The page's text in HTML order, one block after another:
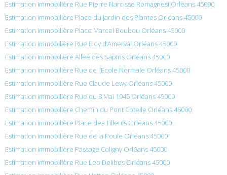
Estimation immobilière Rue Pierre Narcisse Romagnesi Orléans 45000
Estimation immobilière Place du Jardin des Plantes Orléans 45000
Estimation immobilière Place Marcel Boubou Orléans 45000
Estimation immobilière Rue Eloy d’Amerval Orléans 45000
Estimation immobilière Allée des Sapins Orléans 45000
Estimation immobilière Rue de l’École Normale Orléans 45000
Estimation immobilière Rue Claude Lewy Orléans 45000
Estimation immobilière Rue du 8 Mai 1945 Orléans 45000
Estimation immobilière Chemin du Pont Cotelle Orléans 45000
Estimation immobilière Place des Tilleuls Orléans 45000
Estimation immobilière Rue de la Poule Orléans 45000
Estimation immobilière Passage Coligny Orléans 45000
Estimation immobilière Rue Leo Delibes Orléans 45000